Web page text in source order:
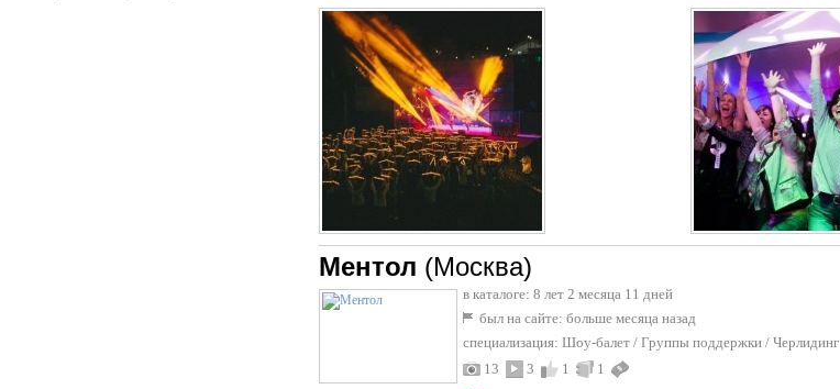
Ментол (Москва)
в каталоге: 8 лет 2 месяца 11 дней
был на сайте: больше месяца назад
специализация: Шоу-балет / Группы поддержки / Черлидинг
13
3 1
1